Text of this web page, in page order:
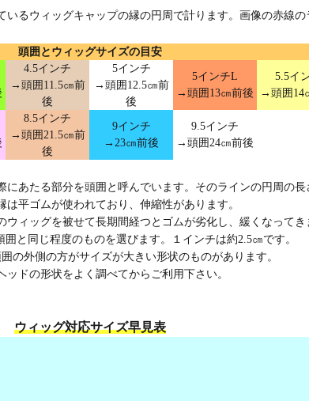
るウィッグキャップの縁の円周で計ります。画像の赤線の
頭囲とウィッグサイズの目安
4.5インチ
→頭囲11.5㎝前
後
5インチ
→頭囲12.5㎝前
後
5インチL
→頭囲13㎝前後
5.5イ
→頭囲14
8.5インチ
→頭囲21.5㎝前
後
9インチ
→23㎝前後
9.5インチ
→頭囲24㎝前後
あたる部分を頭囲と呼んでいます。そのラインの円周の長
は平ゴムが使われており、伸縮性があります。
ウィッグを被せて長期間経つとゴムが劣化し、緩くなってき
と同じ程度のものを選びます。１インチは約2.5㎝です。
の外側の方がサイズが大きい形状のものがあります。
ッドの形状をよく調べてからご利用下さい。
ウィッグ対応サイズ早見表